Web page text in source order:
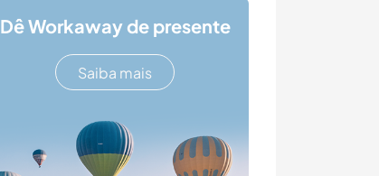
Dê Workaway de presente
Saiba mais